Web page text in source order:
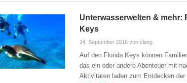
Unterwasserwelten & mehr:
Keys
24. September 2016 von clang
Auf den Florida Keys können
das ein oder andere Abenteuer mit
Aktivitäten laden zum Entdecken